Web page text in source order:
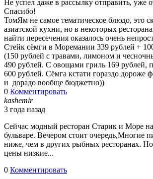
Не успел даже в рассылку отправить, уже
Спасибо!
ТомЯм не самое тематическое блюдо, это
азиатской кухни, но в некоторых
найти пересечения оказалось очень
Стейк сёмги в Моремании 339 рублей +
(150 рублей с травами, лимоном и
490 рублей. С овощами гриль 169 рублей,
600 рублей. Сёмга кстати гораздо дороже
и дорадо вообще бюджетно))
0 Комментировать
kashemir
3 года назад
Сейчас модный ресторан Старик и Море
бульваре. Вечером стоит очередь,Многие
ниже, чем в других рыбных ресторанах. Но
цены низкие...
0 Комментировать